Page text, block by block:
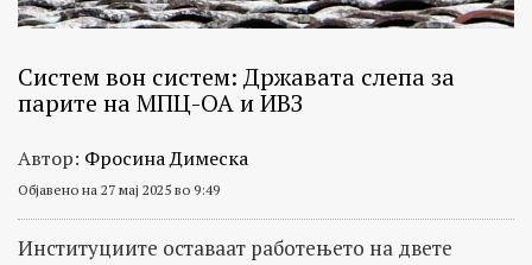
Систем вон систем: Државата слепа за
парите на МПЦ-ОА и ИВЗ
Автор: Фросина Димеска
Објавено на 27 мај 2025 во 9:49
Институциите оставаат работењето на двете